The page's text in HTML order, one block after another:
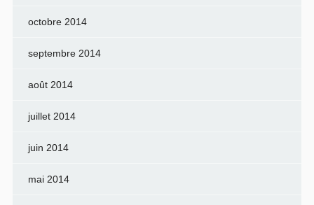
octobre 2014
septembre 2014
août 2014
juillet 2014
juin 2014
mai 2014